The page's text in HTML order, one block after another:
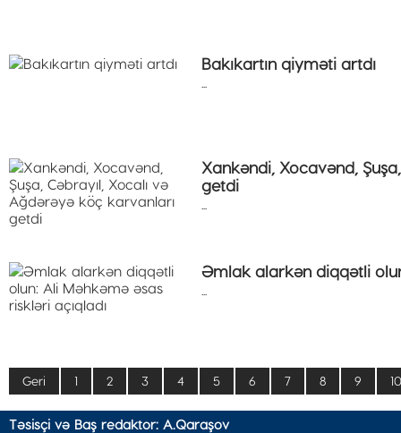
Bakıkartın qiyməti artdı
Xankəndi, Xocavənd,
getdi
Əmlak alarkən diqqətli
Geri 1 2 3 4 5 6 7 8 9 10
Təsisçi və Baş redaktor: A.Qaraşov